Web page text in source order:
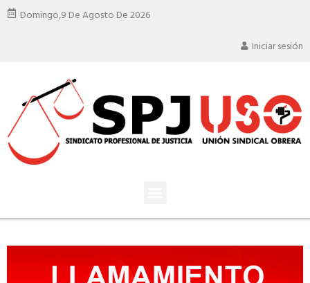
Domingo,9 De Agosto De 2026
Iniciar sesión